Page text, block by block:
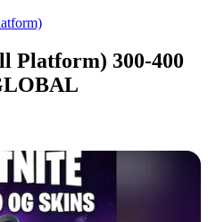
Platform) 300-400